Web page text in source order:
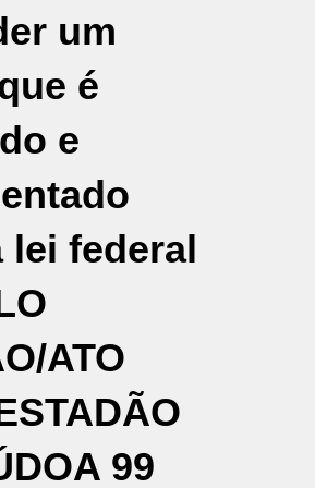
um
é
e
lei federal
ATO
A 99